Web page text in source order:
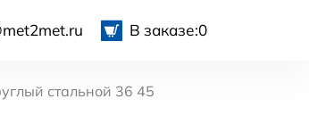
В заказе:0
стальной 36 45